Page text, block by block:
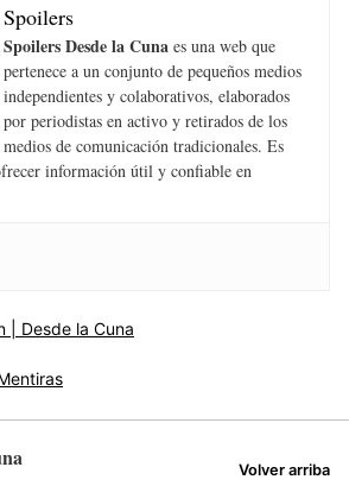
Spoilers
Spoilers Desde la Cuna es una web que
pertenece a un conjunto de pequeños medios
independientes y colaborativos, elaborados
por periodistas en activo y retirados de los
medios de comunicación tradicionales. Es
información útil y confiable en
| Desde la Cuna
Volver arriba